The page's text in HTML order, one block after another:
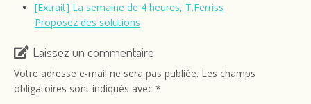
[Extrait] La semaine de 4 heures, T.Ferriss
Proposez des solutions
Laissez un commentaire
Votre adresse e-mail ne sera pas publiée. Les champs
obligatoires sont indiqués avec *